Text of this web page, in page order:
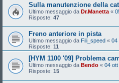
Sulla manutenzione della
Ultimo messaggio da Dr.Manetta «
Risposte: 47
Freno anteriore in pista
Ultimo messaggio da Fili_speed « 04
Risposte: 11
[HYM 1100 '09] Problema
Ultimo messaggio da Bendo « 04
Risposte: 15